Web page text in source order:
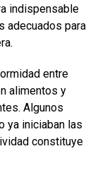
indispensable
adecuados para
entre
alimentos y
Algunos
ya iniciaban las
constituye